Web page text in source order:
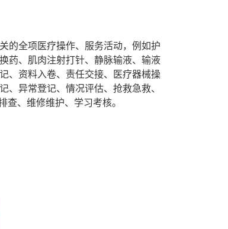
的全项医疗操作、服务活动，例如护
药、肌肉注射打针、静脉输液、输液
、资料入卷、责任交接、医疗器械操
、异常登记、情况评估、抢救急救、
查、维修维护、学习考核。